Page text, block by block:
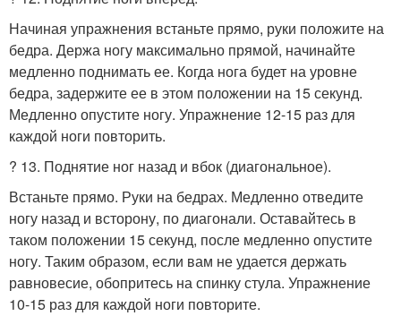
Начиная упражнения встаньте прямо, руки положите на
бедра. Держа ногу максимально прямой, начинайте
медленно поднимать ее. Когда нога будет на уровне
бедра, задержите ее в этом положении на 15 секунд.
Медленно опустите ногу. Упражнение 12-15 раз для
каждой ноги повторить.
? 13. Поднятие ног назад и вбок (диагональное).
Встаньте прямо. Руки на бедрах. Медленно отведите
ногу назад и всторону, по диагонали. Оставайтесь в
таком положении 15 секунд, после медленно опустите
ногу. Таким образом, если вам не удается держать
равновесие, обопритесь на спинку стула. Упражнение
10-15 раз для каждой ноги повторите.